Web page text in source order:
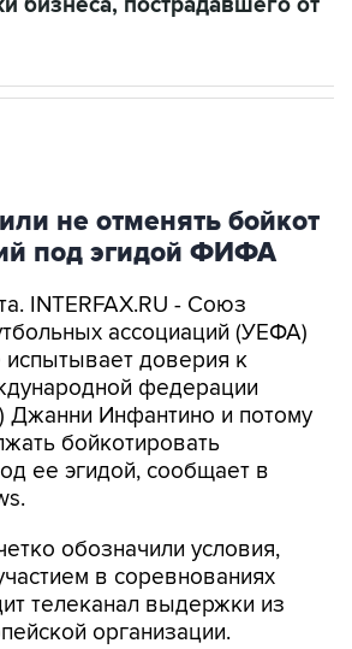
бизнеса, пострадавшего от
не отменять бойкот
под эгидой ФИФА
INTERFAX.RU - Союз
ассоциаций (УЕФА)
доверия к
федерации
Инфантино и потому
бойкотировать
ее эгидой, сообщает в
обозначили условия,
в соревнованиях
телеканал выдержки из
организации.